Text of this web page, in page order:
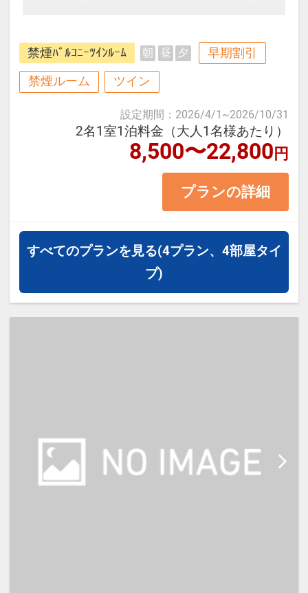
夕日を満喫できます。
ーツイン 40平米 バス・トイレ付
・1名様でご予約の場合、ツインの
シングルユースとなります。
寝」について】
・添い寝幼児（0～6歳／未就学児）
の施設使用料：無料
・添い寝のお子様がいる場合、「施
み）
禁煙ﾊﾞﾙｺﾆｰﾂｲﾝﾙｰﾑ 朝 昼 夕 早期割引
禁煙ルーム ツイン
設定期間 ： 2026/4/1 ~2026/10/31
2名1室1泊料金（大人1名様あたり）
8,500〜22,800円
プランの詳細
すべてのプランを見る(4プラン、4部屋タイ
プ)